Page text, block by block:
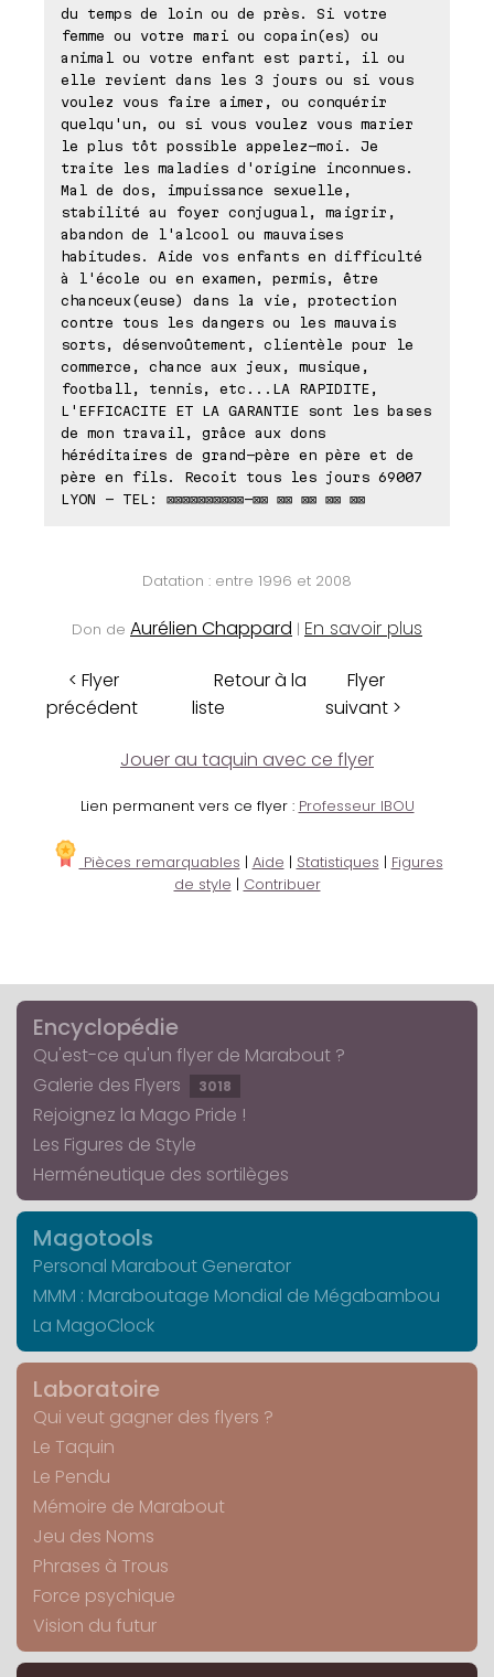
du temps de loin ou de près. Si votre
femme ou votre mari ou copain(es) ou
animal ou votre enfant est parti, il ou
elle revient dans les 3 jours ou si vous
voulez vous faire aimer, ou conquérir
quelqu'un, ou si vous voulez vous marier
le plus tôt possible appelez-moi. Je
traite les maladies d'origine inconnues.
Mal de dos, impuissance sexuelle,
stabilité au foyer conjugual, maigrir,
abandon de l'alcool ou mauvaises
habitudes. Aide vos enfants en difficulté
à l'école ou en examen, permis, être
chanceux(euse) dans la vie, protection
contre tous les dangers ou les mauvais
sorts, désenvoûtement, clientèle pour le
commerce, chance aux jeux, musique,
football, tennis, etc...LA RAPIDITE,
L'EFFICACITE ET LA GARANTIE sont les bases
de mon travail, grâce aux dons
héréditaires de grand-père en père et de
père en fils. Recoit tous les jours 69007
LYON - TEL: ⊠⊠⊠⊠⊠⊠⊠⊠⊠⊠-⊠⊠ ⊠⊠ ⊠⊠ ⊠⊠ ⊠⊠
Datation : entre 1996 et 2008
Don de Aurélien Chappard | En savoir plus
< Flyer
précédent
Retour à la
liste
Flyer
suivant >
Jouer au taquin avec ce flyer
Lien permanent vers ce flyer : Professeur IBOU
Pièces remarquables | Aide | Statistiques | Figures
de style | Contribuer
Encyclopédie
Qu'est-ce qu'un flyer de Marabout ?
Galerie des Flyers
3018
Rejoignez la Mago Pride !
Les Figures de Style
Herméneutique des sortilèges
Magotools
Personal Marabout Generator
MMM : Maraboutage Mondial de Mégabambou
La MagoClock
Laboratoire
Qui veut gagner des flyers ?
Le Taquin
Le Pendu
Mémoire de Marabout
Jeu des Noms
Phrases à Trous
Force psychique
Vision du futur